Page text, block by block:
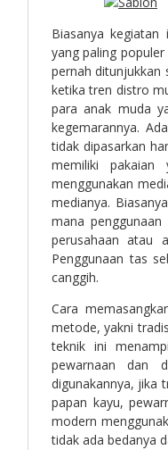
Biasanya
yang paling
pernah ditunjukkan
ketika tren distro
para anak muda
kegemarannya.
tidak dipasarkan
memiliki
menggunakan
medianya.
mana
perusahaan atau
Penggunaan tas
canggih.
Cara
metode, yakni
teknik ini
pewarnaan dan
digunakannya, jika
papan kayu,
modern
tidak ada bedanya